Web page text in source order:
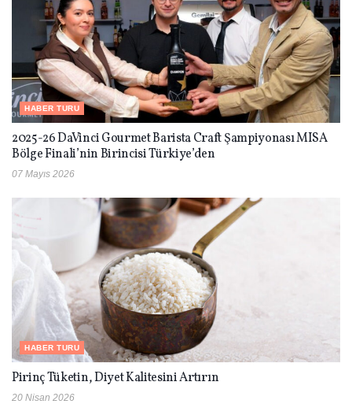
HABER TURU
2025-26 DaVinci Gourmet Barista Craft Şampiyonası MISA
Bölge Finali’nin Birincisi Türkiye’den
07 Mayıs 2026
HABER TURU
Pirinç Tüketin, Diyet Kalitesini Artırın
20 Nisan 2026